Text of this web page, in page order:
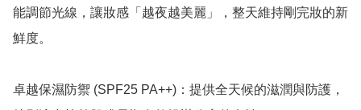
能調節光線，讓妝感「越夜越美麗」，整天維持剛完妝的新
鮮度。
卓越保濕防禦 (SPF25 PA++)：提供全天候的滋潤與防護，